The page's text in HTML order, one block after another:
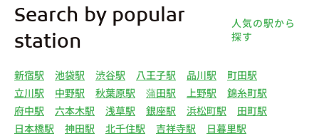
Search by popular
station
人気の駅から
探す
新宿駅 池袋駅 渋谷駅 八王子駅 品川駅
町田駅
立川駅
中野駅 秋葉原駅 蒲田駅 上野駅
錦糸町駅
府中駅
六本木駅 浅草駅 銀座駅 浜松町駅
田町駅
日本橋駅
神田駅 北千住駅 吉祥寺駅
日暮里駅